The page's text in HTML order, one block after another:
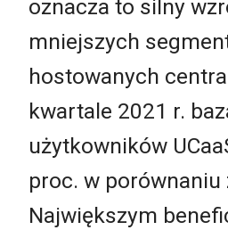
oznacza to silny
mniejszych
hostowanych
kwartale 2021 r.
użytkowników
proc. w porównaniu
Największym